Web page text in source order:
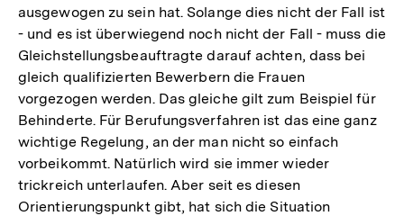
ausgewogen zu sein hat. Solange dies nicht der Fall ist
- und es ist überwiegend noch nicht der Fall - muss die
Gleichstellungsbeauftragte darauf achten, dass bei
gleich qualifizierten Bewerbern die Frauen
vorgezogen werden. Das gleiche gilt zum Beispiel für
Behinderte. Für Berufungsverfahren ist das eine ganz
wichtige Regelung, an der man nicht so einfach
vorbeikommt. Natürlich wird sie immer wieder
trickreich unterlaufen. Aber seit es diesen
Orientierungspunkt gibt, hat sich die Situation